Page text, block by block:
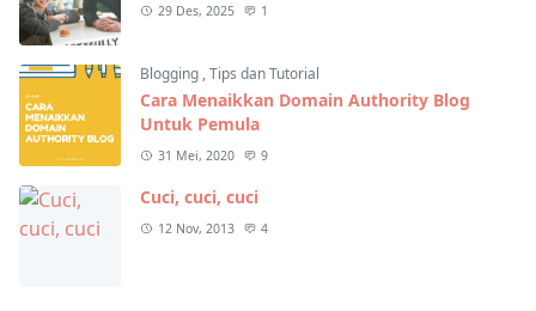
29 Des, 2025 1
Blogging ,Tips dan Tutorial
Cara Menaikkan Domain Authority Blog
Untuk Pemula
31 Mei, 2020 9
Cuci, cuci, cuci
12 Nov, 2013 4